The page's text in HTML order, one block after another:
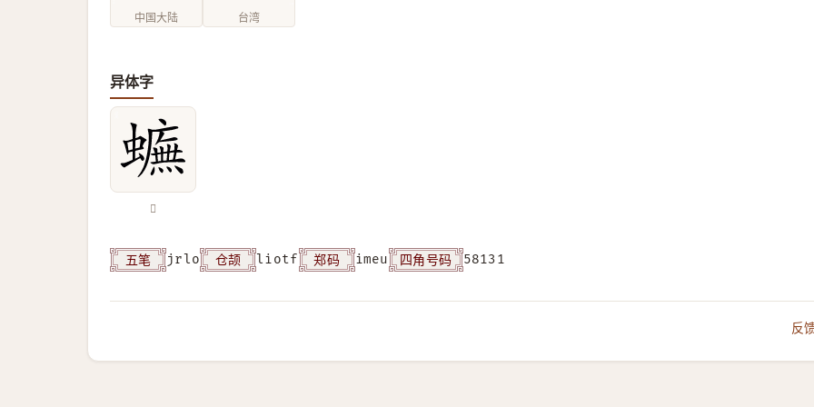
中国大陆 台湾
异体字
𧓼
五笔 jrlo 仓颉 liotf 郑码 imeu 四角号码 58131
反